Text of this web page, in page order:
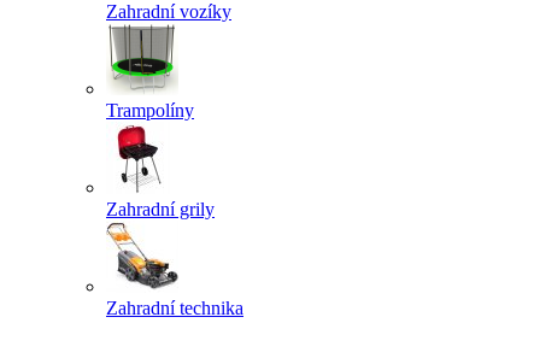
Zahradní vozíky
Trampolíny
Zahradní grily
Zahradní technika